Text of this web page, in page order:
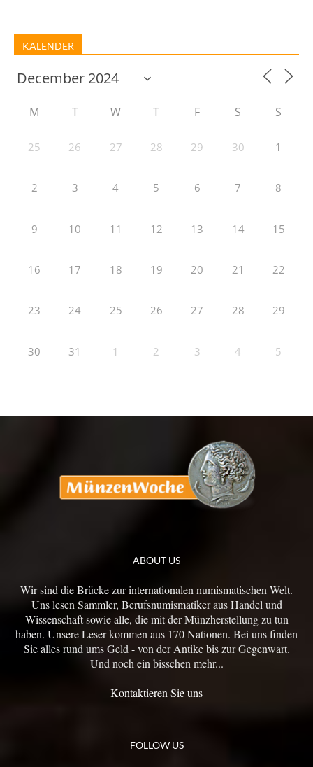
KALENDER
M T W T F S S
25 26 27 28 29 30 1
2 3 4 5 6 7 8
9 10 11 12 13 14 15
16 17 18 19 20 21 22
23 24 25 26 27 28 29
30 31 1 2 3 4 5
ABOUT US
Wir sind die Brücke zur internationalen numismatischen Welt.
Uns lesen Sammler, Berufsnumismatiker aus Handel und
Wissenschaft sowie alle, die mit der Münzherstellung zu tun
haben. Unsere Leser kommen aus 170 Nationen. Bei uns finden
Sie alles rund ums Geld - von der Antike bis zur Gegenwart.
Und noch ein bisschen mehr...
Kontaktieren Sie uns
FOLLOW US